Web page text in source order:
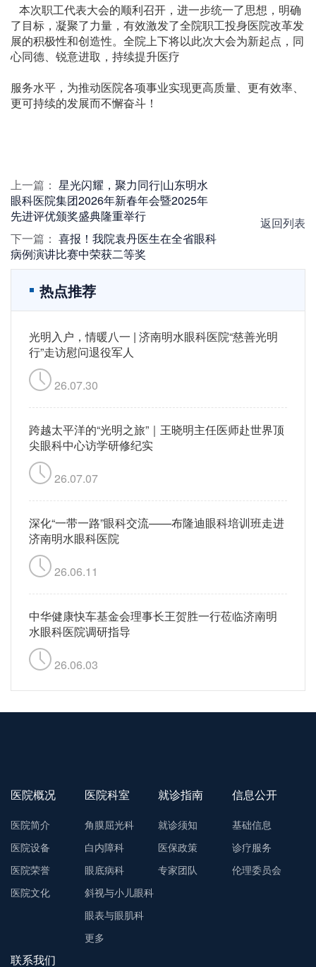
本次职工代表大会的顺利召开，进一步统一了思想，明确
了目标，凝聚了力量，有效激发了全院职工投身医院改革发
展的积极性和创造性。全院上下将以此次大会为新起点，同
心同德、锐意进取，持续提升医疗
服务水平，为推动医院各项事业实现更高质量、更有效率、
更可持续的发展而不懈奋斗！
上一篇： 星光闪耀，聚力同行|山东明水
眼科医院集团2026年新春年会暨2025年
先进评优颁奖盛典隆重举行
下一篇： 喜报！我院袁丹医生在全省眼科
病例演讲比赛中荣获二等奖
返回列表
热点推荐
光明入户，情暖八一 | 济南明水眼科医院“慈善光明
行”走访慰问退役军人
26.07.30
跨越太平洋的“光明之旅”｜王晓明主任医师赴世界顶
尖眼科中心访学研修纪实
26.07.07
深化“一带一路”眼科交流——布隆迪眼科培训班走进
济南明水眼科医院
26.06.11
中华健康快车基金会理事长王贺胜一行莅临济南明
水眼科医院调研指导
26.06.03
医院概况
医院简介
医院设备
医院荣誉
医院文化
医院科室
角膜屈光科
白内障科
眼底病科
斜视与小儿眼科
眼表与眼肌科
更多
就诊指南
就诊须知
医保政策
专家团队
信息公开
基础信息
诊疗服务
伦理委员会
联系我们